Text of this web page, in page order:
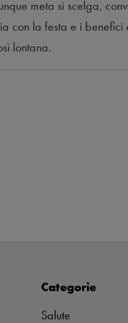
meta si scelga,
con la festa e i
lontana.
Categorie
Salute